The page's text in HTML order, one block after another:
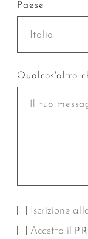
Paese
Italia
Qualcos'altro
Iscrizione
Accetto il